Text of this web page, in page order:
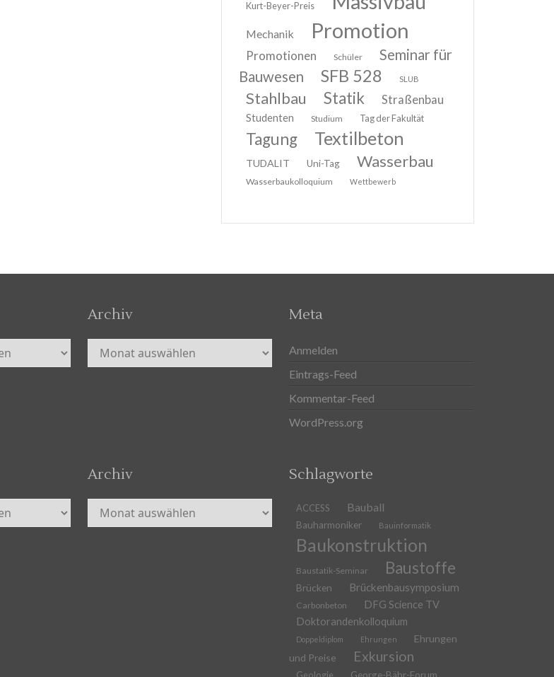
Kurt-Beyer-Preis
Mechanik Promotion
Promotionen Schüler
Seminar für
Bauwesen
SFB 528 SLUB
Stahlbau Statik Straßenbau
Studenten Studium Tag der Fakultät
Tagung Textilbeton
TUDALIT Uni-Tag Wasserbau
Wasserbaukolloquium Wettbewerb
Archiv
Archiv
Meta
Anmelden
Eintrags-Feed
Kommentar-Feed
WordPress.org
Archiv
Archiv
Schlagworte
ACCESS Bauball
Bauharmoniker Bauinformatik
Baukonstruktion
Baustatik-Seminar Baustoffe
Brücken Brückenbausymposium
Carbonbeton
DFG Science TV
Doktorandenkolloquium
Doppeldiplom Ehrungen
Ehrungen
und Preise
Exkursion
Geologie George-Bähr-Forum